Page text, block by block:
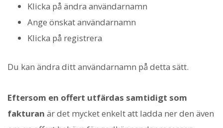
Klicka på ändra användarnamn
Ange önskat användarnamn
Klicka på registrera
Du kan ändra ditt användarnamn på detta sätt.
Eftersom en offert utfärdas samtidigt som
fakturan är det mycket enkelt att ladda ner den även